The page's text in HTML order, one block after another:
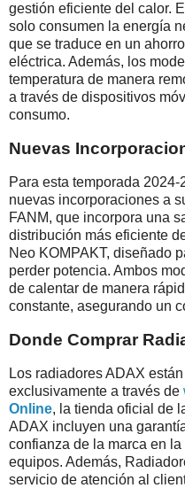
gestión eficiente del calor.
solo consumen la energía
que se traduce en un
eléctrica. Además, los
temperatura de manera
a través de dispositivos
consumo.
Nuevas
Para esta temporada
nuevas incorporaciones a
FANM, que incorpora una
distribución más eficiente
Neo KOMPAKT, diseñado
perder potencia. Ambos
de calentar de manera
constante, asegurando un
Donde Comprar
Los radiadores ADAX
exclusivamente a través de
Online, la tienda oficial de
ADAX incluyen una
confianza de la marca en
equipos. Además,
servicio de atención al